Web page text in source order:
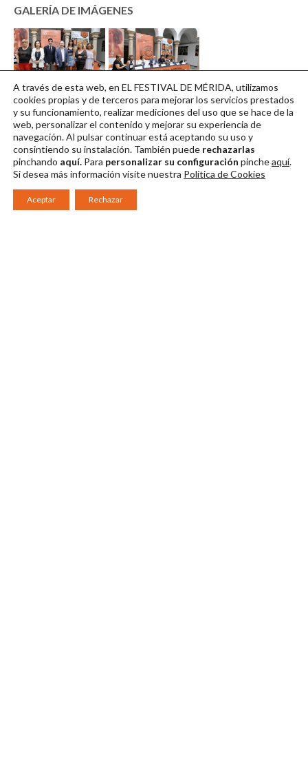
GALERÍA DE IMÁGENES
IMG-3186
Descargar en alta
IMG-3188
Descargar en alta
A través de esta web, en EL FESTIVAL DE MÉRIDA, utilizamos
cookies propias y de terceros para mejorar los servicios prestados
y su funcionamiento, realizar mediciones del uso que se hace de la
web, personalizar el contenido y mejorar su experiencia de
navegación. Al pulsar continuarestá aceptando su uso y
consintiendo su instalación. También puede rechazarlas
pinchando aquí. Para personalizar su configuración pincheaquí.
Si desea más información visite nuestra Política de Cookies
Aceptar Rechazar